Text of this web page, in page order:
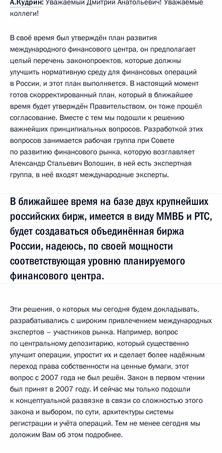
коллеги!
В своё время был утверждён план развития
международного финансового центра, он предполагает
целый перечень законопроектов, которые должны
улучшить нормативную среду для финансовых операций
в России, и этот план выполняется. В настоящий момент
готов скорректированный план, который в ближайшее
время будет утверждён Правительством, он тоже прошёл
согласование. Вместе с тем мы подошли к решению
важнейших принципиальных вопросов. Разработкой этих
вопросов занимается рабочая группа при Совете
по развитию финансового рынка, которую возглавляет
Александр Стальевич Волошин, в ней есть экспертная
группа, в неё входят международные эксперты.
В ближайшее время на базе двух крупнейших
российских бирж, имеется в виду ММВБ и РТС,
будет создаваться объединённая биржа
России, надеюсь, по своей мощности
соответствующая уровню планируемого
финансового центра.
Эти решения, о которых мы сегодня будем докладывать,
разрабатывались с широким привлечением международных
экспертов – участников рынка. Например, вопрос
по центральному депозитарию, который существенно
улучшит операции, упростит их и сделает более надёжным
переход права собственности на ценные бумаги, этот
вопрос с 2007 года не был решён. Закон в первом чтении
был принят в 2007 году. И сейчас мы только подошли
к концептуальной развязке в связи со сложностью этого
закона и выбором, по сути, архитектуры системы
регистрации и учёта операций. Тем не менее сегодня мы
доложим Вам об этом подробнее.